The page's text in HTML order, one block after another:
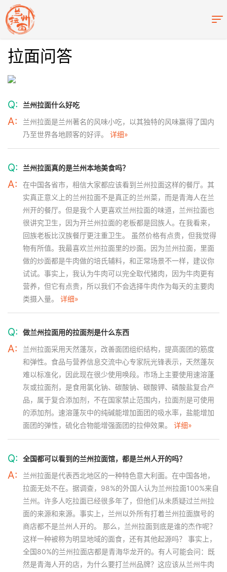
拉面问答
Q: 兰州拉面什么好吃
A:
兰州拉面是兰州著名的风味小吃，以其独特的风味赢得了国内
乃至世界各地顾客的好评。 详细»
Q: 兰州拉面真的是兰州本地美食吗？
A:
在中国各省市，相信大家都应该看到兰州拉面这样的餐厅。其
实真正意义上的兰州拉面不是真正的兰州菜，而是青海人在兰
州开的餐厅。但是我个人更喜欢兰州拉面的味道，兰州拉面也
很讲究卫生，因为开兰州拉面的老板都是回族人。在我看来，
回族老板比汉族餐厅更注重卫生。 虽然价格有点贵，但我觉得
物有所值。我最喜欢兰州拉面里的炒面。因为兰州拉面，里面
做的炒面都是牛肉做的培氏辅料，和正常场景不一样，建议你
试试。事实上，我认为牛肉可以完全取代猪肉，因为牛肉更有
营养，但它有点贵，所以我们不会选择牛肉作为每天的主要肉
类摄入量。 详细»
Q: 做兰州拉面用的拉面剂是什么东西
A:
兰州拉面采用天然蓬灰，改善面团组织结构，提高面团的筋度
和弹性。食品与营养信息交流中心专家阮光锋表示，天然蓬灰
难以标准化，因此现在很少使用唤段。市场上主要使用速溶蓬
灰或拉面剂，是食用氯化钠、碳酸钠、碳酸钾、磷酸盐复合产
品，属于复合添加剂，不在国家禁止范围内，拉面剂是可使用
的添加剂。速溶蓬灰中的纯碱能增加面团的吸水率，盐能增加
面团的弹性，硫化合物能增强面团的拉伸效果。 详细»
Q: 全国都可以看到的兰州拉面馆，都是兰州人开的吗？
A:
兰州拉面是代表西北地区的一种特色意大利面。在中国各地，
拉面无处不在。据调查，98%的外国人认为兰州拉面100%来自
兰州。许多人吃拉面已经很多年了，但他们从未质疑过兰州拉
面的来源和来源。事实上，兰州以外所有打着兰州拉面旗号的
商店都不是兰州人开的。 那么，兰州拉面到底是谁的杰作呢？
这样一种被称为明显地域的面食，还有其他起源吗？ 事实上，
全国80%的兰州拉面店都是青海华龙开的。有人可能会问：既
然是青海人开的店，为什么要打兰州品牌？这应该从兰州牛肉